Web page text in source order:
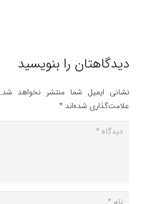
دیدگاهتان را بنویسید
نشانی ایمیل شما منتشر نخواهد شد.
علامت‌گذاری شده‌اند *